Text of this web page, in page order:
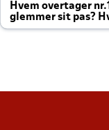
Hvem overtager
glemmer sit pas?
altid til efter